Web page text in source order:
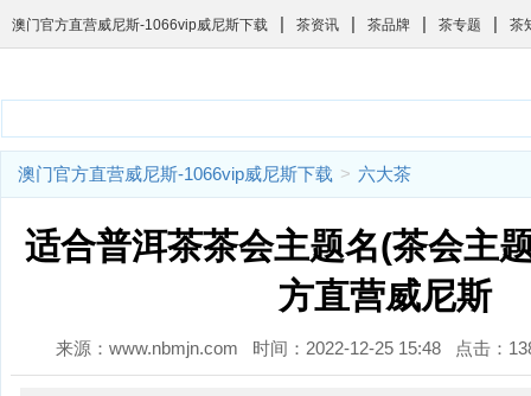
澳门官方直营威尼斯-1066vip威尼斯下载 | 茶资讯 | 茶品牌 | 茶专题 | 茶
澳门官方直营威尼斯-1066vip威尼斯下载 > 六大茶
适合普洱茶茶会主题名(茶会主
方直营威尼斯
来源：www.nbmjn.com 时间：2022-12-25 15:48 点击：